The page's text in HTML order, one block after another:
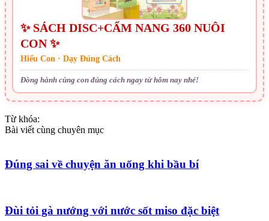
✨ SÁCH DISC+CẨM NANG 360 NUÔI
CON ✨
Hiểu Con · Dạy Đúng Cách
Đồng hành cùng con đúng cách ngay từ hôm nay nhé!
Từ khóa:
Bài viết cùng chuyên mục
Đúng sai về chuyện ăn uống khi bầu bí
Đùi tỏi gà nướng với nước sốt miso đặc biệt